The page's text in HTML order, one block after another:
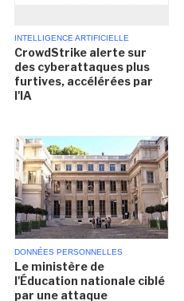
INTELLIGENCE ARTIFICIELLE
CrowdStrike alerte sur
des cyberattaques plus
furtives, accélérées par
l'IA
DONNÉES PERSONNELLES
Le ministère de
l'Éducation nationale ciblé
par une attaque